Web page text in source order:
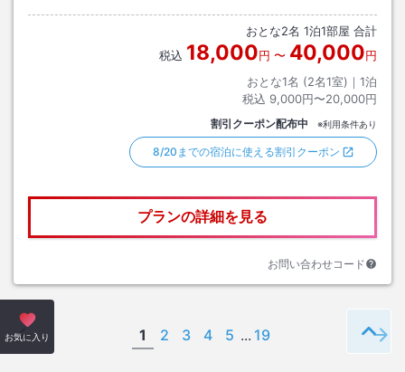
おとな2名 1泊1部屋 合計
税込 18,000円 〜 40,000円
おとな1名 (2名1室)｜ 1泊
税込 9,000円〜20,000円
割引クーポン配布中 ※利用条件あり
8/20までの宿泊に使える割引クーポン
プランの詳細を見る
お問い合わせコード
1 2 3 4 5 ... 19
お気に入り ペー